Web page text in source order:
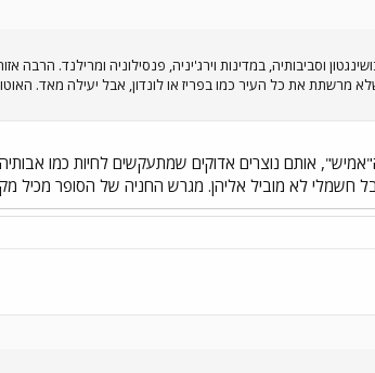
וסביבותיה, במדינות וירג'יניה, פנסילוניה ומרילנד. הרבה
מרשתת את כל העיר כמו בפריז או לונדון, אבל יעילה מאד.
חשמלי לא מוביל אליהן. מגרש החניה של הסופר מכיל